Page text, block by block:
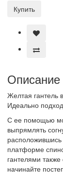
Купить
Описание
Желтая гантель
Идеально
С ее помощью
выпрямлять
платформе
гантелями
начинайте